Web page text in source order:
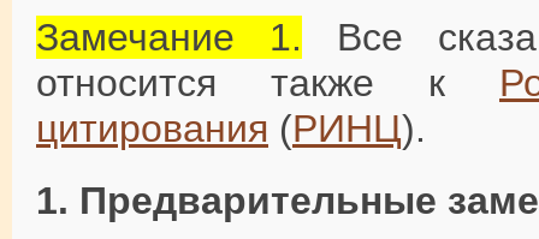
Замечание 1. Все
относится также к
цитирования (РИНЦ).
1. Предварительные